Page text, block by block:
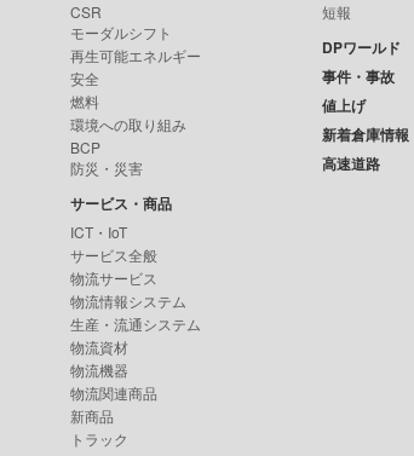
CSR
モーダルシフト
再生可能エネルギー
安全
燃料
環境への取り組み
BCP
防災・災害
サービス・商品
ICT・IoT
サービス全般
物流サービス
物流情報システム
生産・流通システム
物流資材
物流機器
物流関連商品
新商品
トラック
短報
DPワールド
事件・事故
値上げ
新着倉庫情報
高速道路